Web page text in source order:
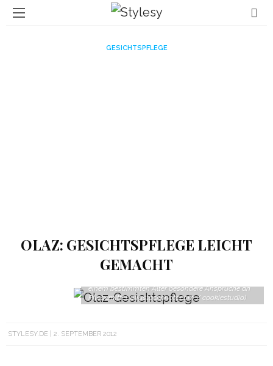
GESICHTSPFLEGE
OLAZ: GESICHTSPFLEGE LEICHT
GEMACHT
einem bestimmten Alter besondere Ansprüche an
Pflegemittel. (bigstockphoto.com / cookiestudio)
STYLESY.DE 2. SEPTEMBER 2012